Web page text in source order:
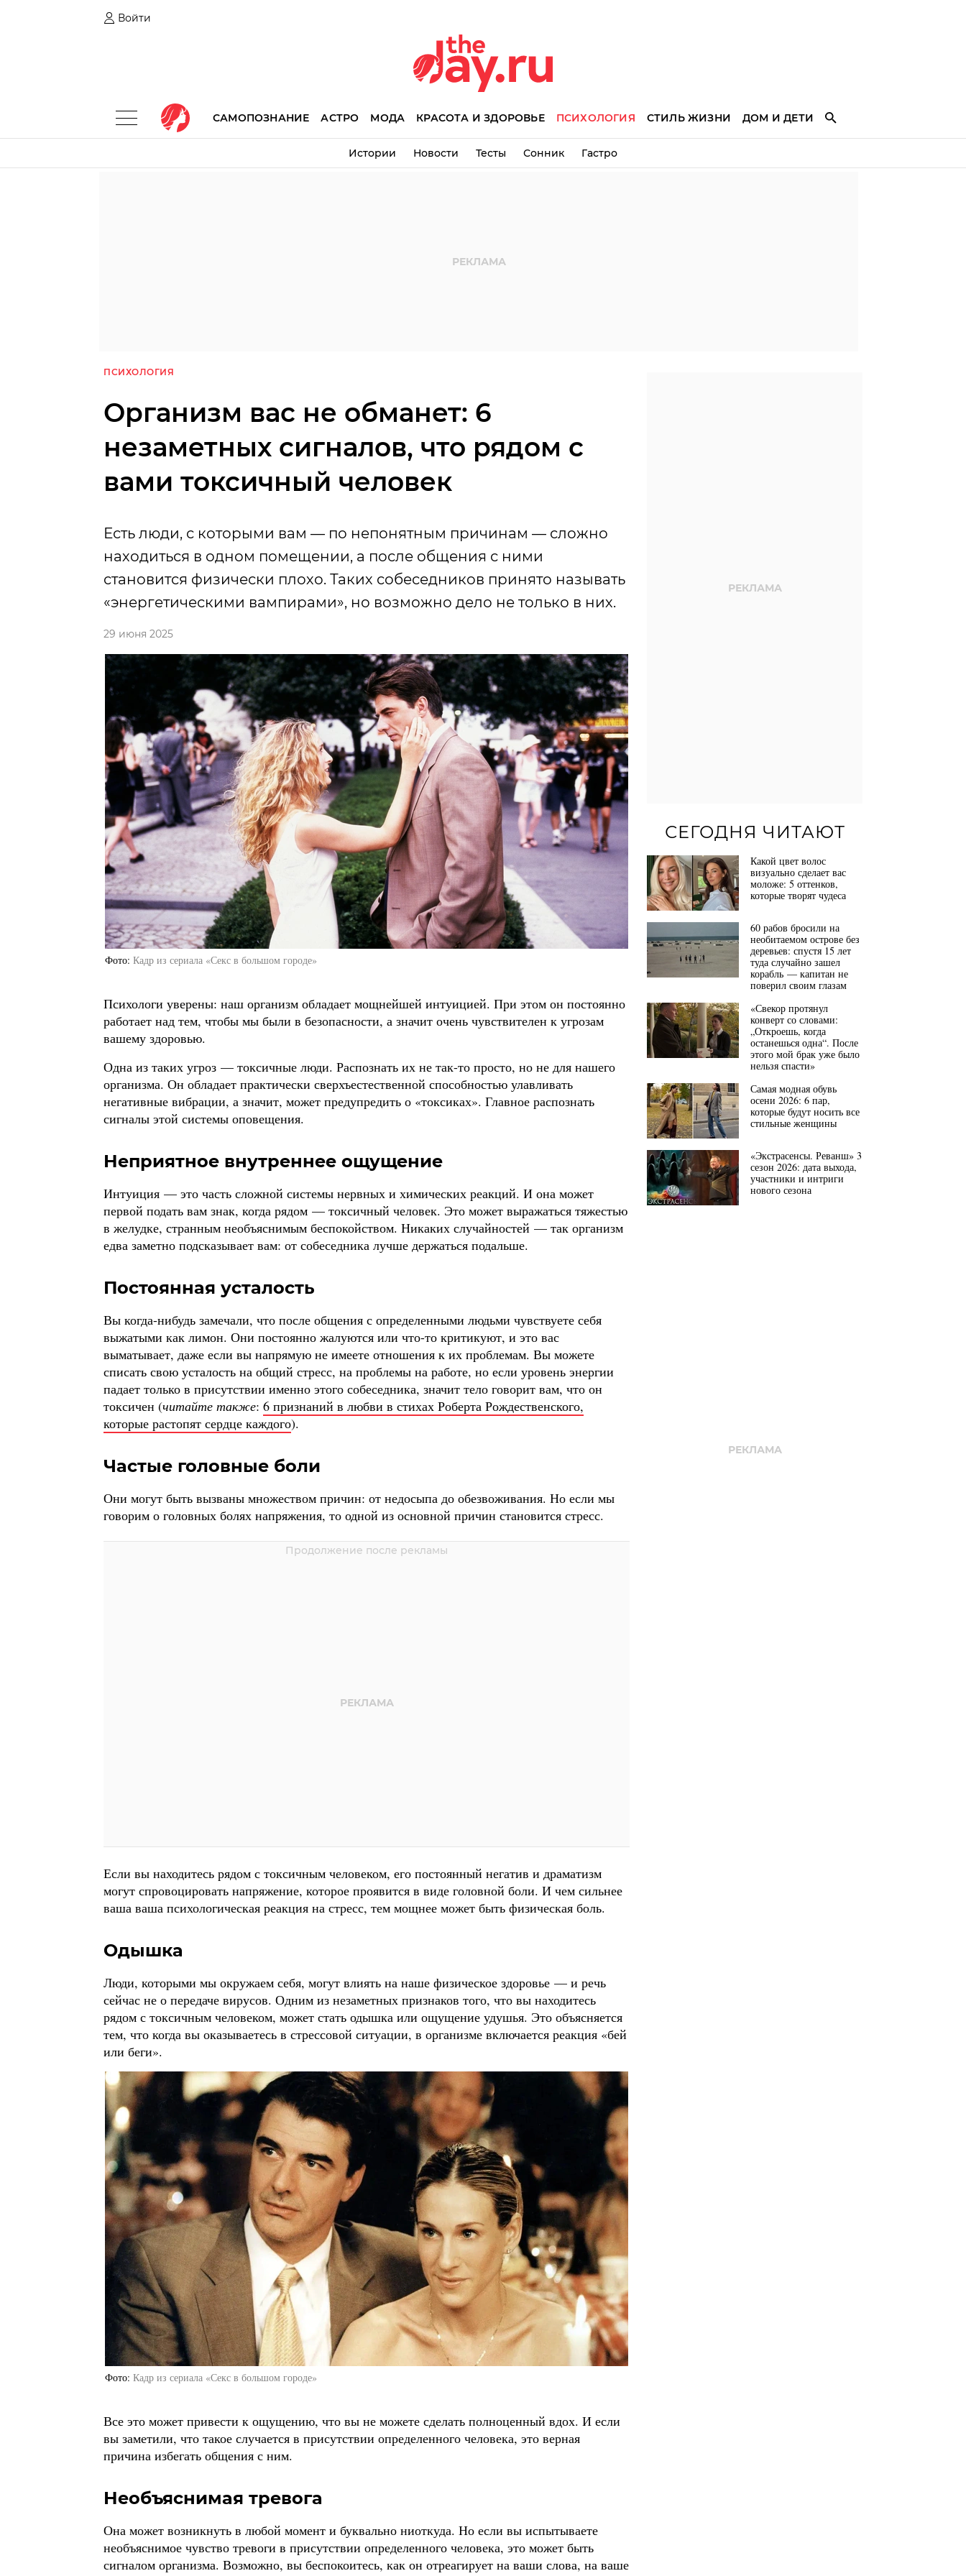
Войти
САМОПОЗНАНИЕ АСТРО МОДА КРАСОТА И ЗДОРОВЬЕ ПСИХОЛОГИЯ СТИЛЬ ЖИЗНИ ДОМ И ДЕТИ
Истории Новости Тесты Сонник Гастро
ПСИХОЛОГИЯ
Организм вас не обманет: 6
незаметных сигналов, что рядом с
вами токсичный человек
Есть люди, с которыми вам — по непонятным причинам — сложно
находиться в одном помещении, а после общения с ними
становится физически плохо. Таких собеседников принято называть
«энергетическими вампирами», но возможно дело не только в них.
29 июня 2025
Фото Кадр из сериала «Секс в большом городе»
Психологи уверены: наш организм обладает мощнейшей интуицией. При этом он постоянно
работает над тем, чтобы мы были в безопасности, а значит очень чувствителен к угрозам
вашему здоровью.
Одна из таких угроз — токсичные люди. Распознать их не так-то просто, но не для нашего
организма. Он обладает практически сверхъестественной способностью улавливать
негативные вибрации, а значит, может предупредить о «токсиках». Главное распознать
сигналы этой системы оповещения.
Неприятное внутреннее ощущение
Интуиция — это часть сложной системы нервных и химических реакций. И она может
первой подать вам знак, когда рядом — токсичный человек. Это может выражаться тяжестью
в желудке, странным необъяснимым беспокойством. Никаких случайностей — так организм
едва заметно подсказывает вам: от собеседника лучше держаться подальше.
Постоянная усталость
Вы когда-нибудь замечали, что после общения с определенными людьми чувствуете себя
выжатыми как лимон. Они постоянно жалуются или что-то критикуют, и это вас
выматывает, даже если вы напрямую не имеете отношения к их проблемам. Вы можете
списать свою усталость на общий стресс, на проблемы на работе, но если уровень энергии
падает только в присутствии именно этого собеседника, значит тело говорит вам, что он
токсичен (читайте также: 6 признаний в любви в стихах Роберта Рождественского,
которые растопят сердце каждого).
Частые головные боли
Они могут быть вызваны множеством причин: от недосыпа до обезвоживания. Но если мы
говорим о головных болях напряжения, то одной из основной причин становится стресс.
Если вы находитесь рядом с токсичным человеком, его постоянный негатив и драматизм
могут спровоцировать напряжение, которое проявится в виде головной боли. И чем сильнее
ваша ваша психологическая реакция на стресс, тем мощнее может быть физическая боль.
Одышка
Люди, которыми мы окружаем себя, могут влиять на наше физическое здоровье — и речь
сейчас не о передаче вирусов. Одним из незаметных признаков того, что вы находитесь
рядом с токсичным человеком, может стать одышка или ощущение удушья. Это объясняется
тем, что когда вы оказываетесь в стрессовой ситуации, в организме включается реакция «бей
или беги».
Фото Кадр из сериала «Секс в большом городе»
Все это может привести к ощущению, что вы не можете сделать полноценный вдох. И если
вы заметили, что такое случается в присутствии определенного человека, это верная
причина избегать общения с ним.
Необъяснимая тревога
Она может возникнуть в любой момент и буквально ниоткуда. Но если вы испытываете
необъяснимое чувство тревоги в присутствии определенного человека, это может быть
сигналом организма. Возможно, вы беспокоитесь, как он отреагирует на ваши слова, на ваше
СЕГОДНЯ ЧИТАЮТ
Какой цвет волос
визуально сделает вас
моложе: 5 оттенков,
которые творят чудеса
60 рабов бросили на
необитаемом острове без
деревьев: спустя 15 лет
туда случайно зашел
корабль — капитан не
поверил своим глазам
«Свекор протянул
конверт со словами:
„Откроешь, когда
останешься одна“. После
этого мой брак уже было
нельзя спасти»
Самая модная обувь
осени 2026: 6 пар,
которые будут носить все
стильные женщины
«Экстрасенсы. Реванш» 3
сезон 2026: дата выхода,
участники и интриги
нового сезона